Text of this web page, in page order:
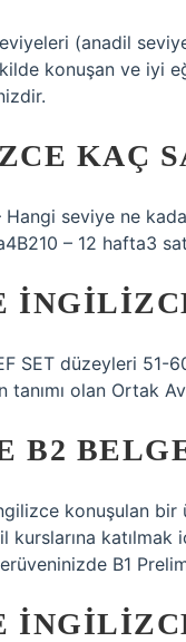
(anadil
konuşan ve iyi
KAÇ
seviye ne
– 12 hafta3
SET düzeyleri
tanımı olan Ortak
B2
konuşulan bir
kurslarına
B1